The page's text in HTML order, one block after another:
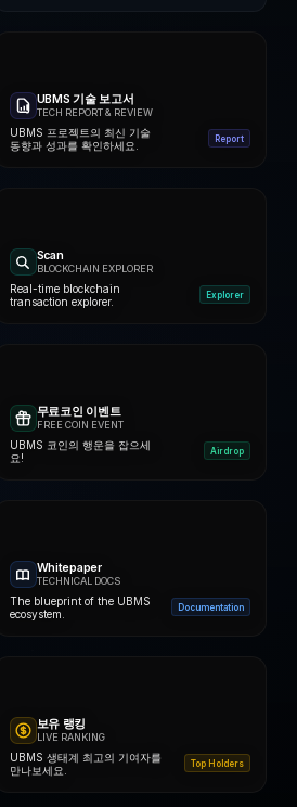
UBMS 기술 보고서
TECH REPORT & REVIEW
UBMS 프로젝트의 최신 기술
동향과 성과를 확인하세요.
Report
Scan
BLOCKCHAIN EXPLORER
Real-time blockchain
transaction explorer.
Explorer
무료코인 이벤트
FREE COIN EVENT
UBMS 코인의 행운을 잡으세
요!
Airdrop
Whitepaper
TECHNICAL DOCS
The blueprint of the UBMS
ecosystem.
Documentation
보유 랭킹
LIVE RANKING
UBMS 생태계 최고의 기여자를
만나보세요.
Top Holders